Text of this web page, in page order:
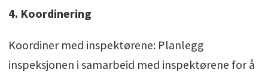
4. Koordinering
Koordiner med inspektørene: Planlegg
inspeksjonen i samarbeid med inspektørene for å